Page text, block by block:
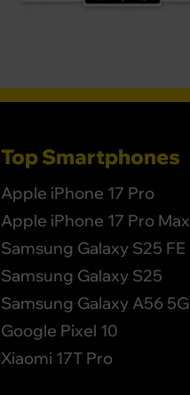
Top Smartphones
Apple iPhone 17 Pro
Apple iPhone 17 Pro Max
Samsung Galaxy S25 FE
Samsung Galaxy S25
Samsung Galaxy A56 5G
Google Pixel 10
Xiaomi 17T Pro